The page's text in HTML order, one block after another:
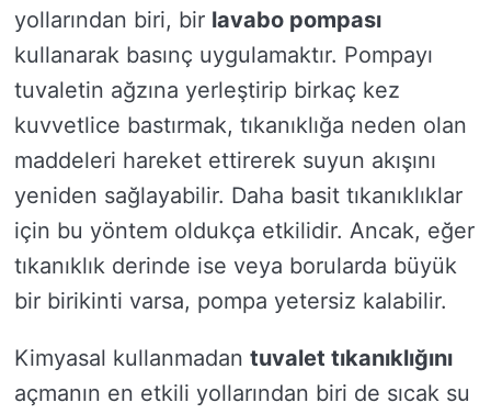
yollarından biri, bir lavabo pompası
kullanarak basınç uygulamaktır. Pompayı
tuvaletin ağzına yerleştirip birkaç kez
kuvvetlice bastırmak, tıkanıklığa neden olan
maddeleri hareket ettirerek suyun akışını
yeniden sağlayabilir. Daha basit tıkanıklıklar
için bu yöntem oldukça etkilidir. Ancak, eğer
tıkanıklık derinde ise veya borularda büyük
bir birikinti varsa, pompa yetersiz kalabilir.
Kimyasal kullanmadan tuvalet tıkanıklığını
açmanın en etkili yollarından biri de sıcak su